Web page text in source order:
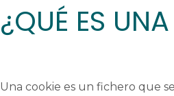
¿QUÉ ES
Una cookie es un fichero que